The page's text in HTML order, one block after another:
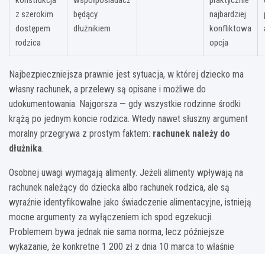
z szerokim
dostępem
rodzica
będący
dłużnikiem
najbardziej
konfliktowa
opcja
Najbezpieczniejsza prawnie jest sytuacja, w której dziecko ma
własny rachunek, a przelewy są opisane i możliwe do
udokumentowania. Najgorsza — gdy wszystkie rodzinne środki
krążą po jednym koncie rodzica. Wtedy nawet słuszny argument
moralny przegrywa z prostym faktem: rachunek należy do
dłużnika.
Osobnej uwagi wymagają alimenty. Jeżeli alimenty wpływają na
rachunek należący do dziecka albo rachunek rodzica, ale są
wyraźnie identyfikowalne jako świadczenie alimentacyjne, istnieją
mocne argumenty za wyłączeniem ich spod egzekucji.
Problemem bywa jednak nie sama norma, lecz późniejsze
wykazanie, że konkretne 1 200 zł z dnia 10 marca to właśnie